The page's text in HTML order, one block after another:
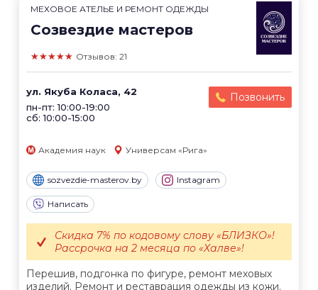
МЕХОВОЕ АТЕЛЬЕ И РЕМОНТ ОДЕЖДЫ
Созвездие мастеров
★★★★★ Отзывов: 21
ул. Якуба Коласа, 42
пн-пт: 10:00-19:00
сб: 10:00-15:00
Позвонить
Академия наук Универсам «Рига»
sozvezdie-masterov.by Instagram
Написать
Перешив, подгонка по фигуре, ремонт меховых
изделий. Ремонт и реставрация одежды из кожи.
Скидка 7% по кодовому слову «БЛИЗКО»!
Рассрочка на 2 месяца по «Халве»!